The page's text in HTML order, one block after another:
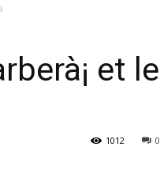
et le
0
1012